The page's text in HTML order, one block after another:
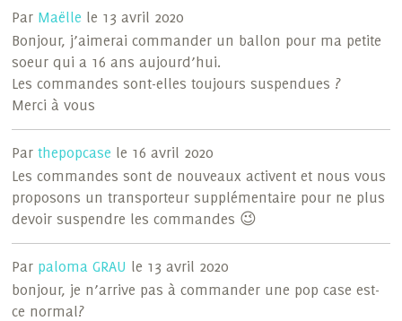
Par Maëlle le 13 avril 2020
Bonjour, j’aimerai commander un ballon pour ma petite
soeur qui a 16 ans aujourd’hui.
Les commandes sont-elles toujours suspendues ?
Merci à vous
Parthepopcase le 16 avril 2020
Les commandes sont de nouveaux activent et nous vous
proposons un transporteur supplémentaire pour ne plus
devoir suspendre les commandes 😉
Par paloma GRAU le 13 avril 2020
bonjour, je n’arrive pas à commander une pop case est-
ce normal?